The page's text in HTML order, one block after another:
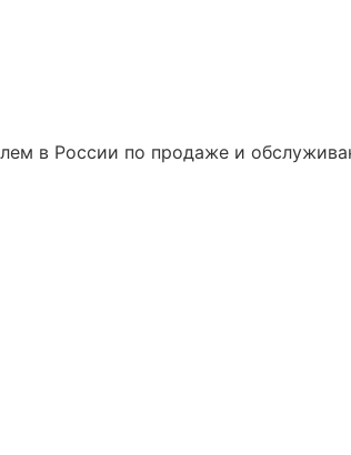
в России по продаже и